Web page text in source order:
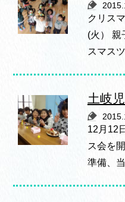
クリス
(火） 親
スマス
土岐
12月12
ス会を
準備、